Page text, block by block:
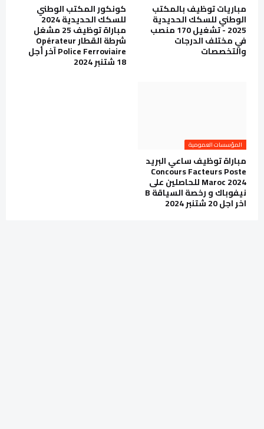
مباريات توظيف بالمكتب
الوطني للسكك الحديدية
2025 - تشغيل 170 منصب
في مختلف الدرجات
والتخصصات
كونكور المكتب الوطني
للسكك الحديدية 2024
مباراة توظيف 25 مشغل
شرطة القطار Opérateur
Police Ferroviaire آخر أجل
18 شتنبر 2024
المؤسسات العمومية
مباراة توظيف ساعي البريد
Concours Facteurs Poste
Maroc 2024 للحاصلين على
نيفوباك و رخصة السياقة B
اخر اجل 20 شتنبر 2024